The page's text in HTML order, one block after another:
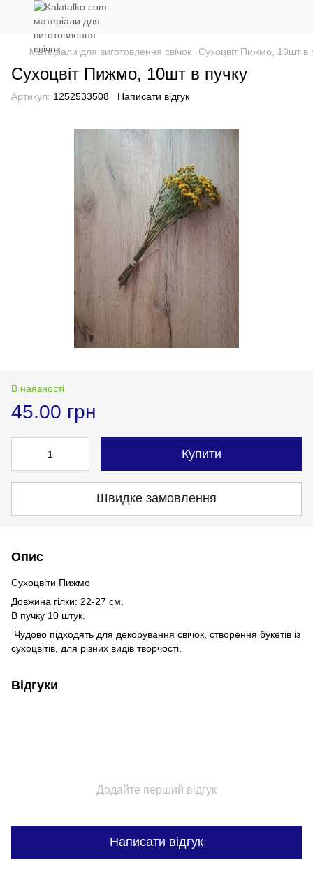
Матеріали для виготовлення свічок Сухоцвіт Пижмо, 10шт в
Сухоцвіт Пижмо, 10шт в пучку
Артикул: 1252533508 Написати відгук
В наявності
45.00 грн
Купити
Швидке замовлення
Опис
Сухоцвіти Пижмо
Довжина гілки: 22-27 см.
В пучку 10 штук.
Чудово підходять для декорування свічок, створення букетів із
сухоцвітів, для різних видів творчості.
Відгуки
Додайте перший відгук
Написати відгук